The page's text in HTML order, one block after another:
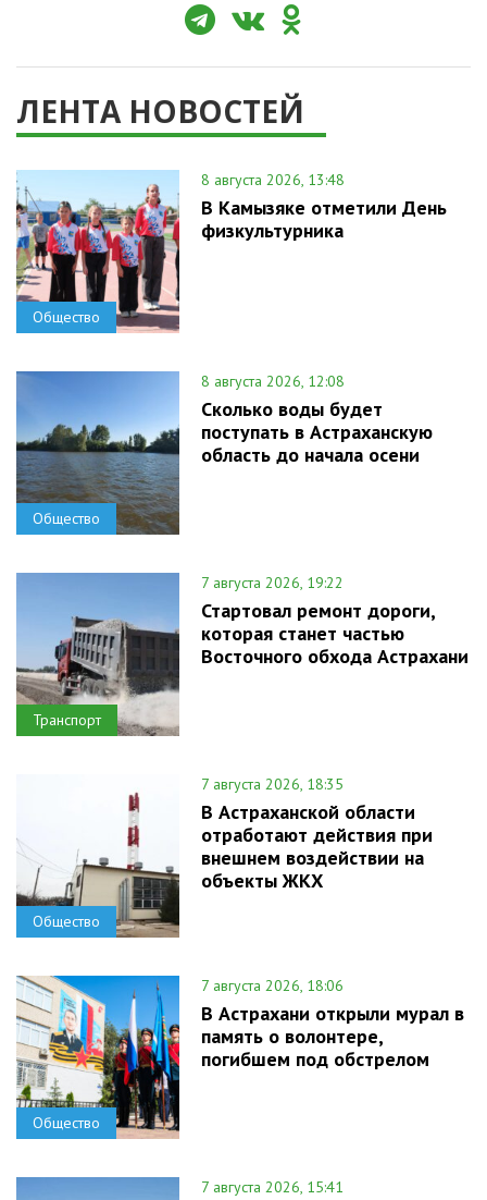
ЛЕНТА НОВОСТЕЙ
Общество
8 августа 2026, 13:48
В Камызяке отметили День
физкультурника
Общество
8 августа 2026, 12:08
Сколько воды будет
поступать в Астраханскую
область до начала осени
Транспорт
7 августа 2026, 19:22
Стартовал ремонт дороги,
которая станет частью
Восточного обхода Астрахани
Общество
7 августа 2026, 18:35
В Астраханской области
отработают действия при
внешнем воздействии на
объекты ЖКХ
Общество
7 августа 2026, 18:06
В Астрахани открыли мурал в
память о волонтере,
погибшем под обстрелом
7 августа 2026, 15:41